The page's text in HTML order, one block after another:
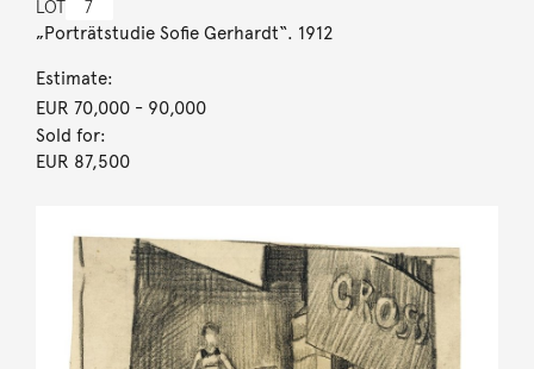
LOT 7
„Porträtstudie Sofie Gerhardt“. 1912
Estimate:
EUR 70,000- 90,000
Sold for:
EUR 87,500